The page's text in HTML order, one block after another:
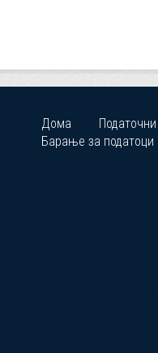
Дома
Барање за податоци